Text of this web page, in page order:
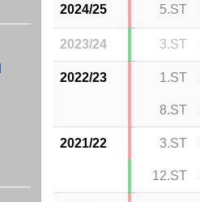
2024/25 5.ST
2023/24 3.ST
2022/23 1.ST
8.ST
2021/22 3.ST
12.ST